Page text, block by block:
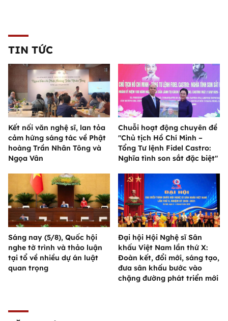
TIN TỨC
Kết nối văn nghệ sĩ, lan tỏa
cảm hứng sáng tác về Phật
hoàng Trần Nhân Tông và
Ngọa Vân
Chuỗi hoạt động chuyên đề
"Chủ tịch Hồ Chí Minh –
Tổng Tư lệnh Fidel Castro:
Nghĩa tình son sắt đặc biệt"
Sáng nay (5/8), Quốc hội
nghe tờ trình và thảo luận
tại tổ về nhiều dự án luật
quan trọng
Đại hội Hội Nghệ sĩ Sân
khấu Việt Nam lần thứ X:
Đoàn kết, đổi mới, sáng tạo,
đưa sân khấu bước vào
chặng đường phát triển mới